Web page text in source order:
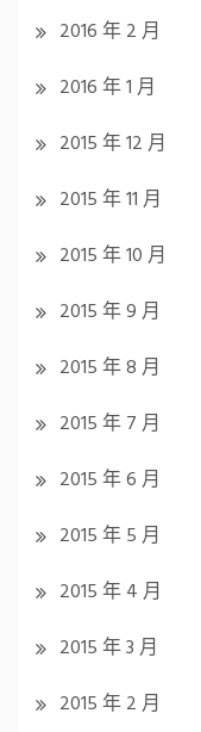
2016 年 2 月
2016 年 1 月
2015 年 12 月
2015 年 11 月
2015 年 10 月
2015 年 9 月
2015 年 8 月
2015 年 7 月
2015 年 6 月
2015 年 5 月
2015 年 4 月
2015 年 3 月
2015 年 2 月